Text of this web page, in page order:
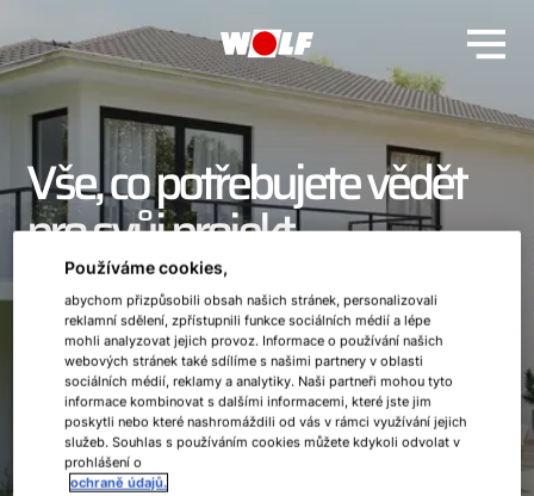
Vše, co potřebujete vědět
pro svůj projekt
Plánujete nový topný systém? Na tom
záleží!
Chcete renovovat svůj topný systém nebo plánujete
novostavbu? Naše ukázkové projekty vám pomohou zjistit,
který systém je pro vás tím pravým řešením. Rádi vám poté
zodpovíme všechny vaše dotazy.
Používáme cookies,
abychom přizpůsobili obsah našich stránek, personalizovali
reklamní sdělení, zpřístupnili funkce sociálních médií a lépe
mohli analyzovat jejich provoz. Informace o používání našich
webových stránek také sdílíme s našimi partnery v oblasti
sociálních médií, reklamy a analytiky. Naši partneři mohou tyto
informace kombinovat s dalšími informacemi, které jste jim
poskytli nebo které nashromáždili od vás v rámci využívání jejich
služeb. Souhlas s používáním cookies můžete kdykoli odvolat v
prohlášení o
ochraně údajů.